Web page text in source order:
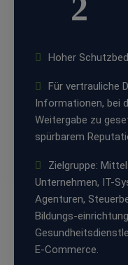
2
Hoher
Für vertrauliche
Informationen, bei
Weitergabe zu
spürbarem
Zielgruppe:
Unternehmen, IT-
Agenturen,
Bildungs-
E-Commerce.